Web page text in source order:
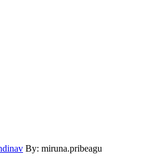
By: miruna.pribeagu